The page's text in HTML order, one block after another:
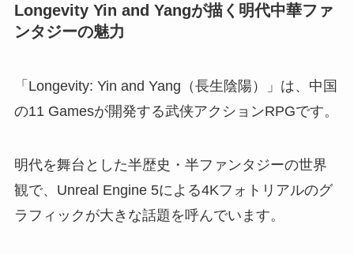
Longevity Yin and Yangが描く明代中華ファ
ンタジーの魅力
「Longevity: Yin and Yang（長生陰陽）」は、中国
の11 Gamesが開発する武侠アクションRPGです。
明代を舞台とした半歴史・半ファンタジーの世界
観で、Unreal Engine 5による4Kフォトリアルのグ
ラフィックが大きな話題を呼んでいます。